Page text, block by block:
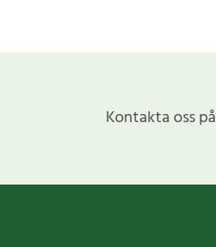
Kontakta oss på